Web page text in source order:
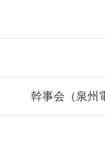
幹事会（泉州